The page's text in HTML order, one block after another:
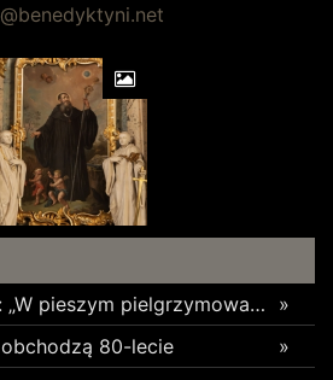
»
Przeor Jasnej Góry: „W pieszym pielgrzymowaniu jest coś niezwykłego”
»
80-lecie